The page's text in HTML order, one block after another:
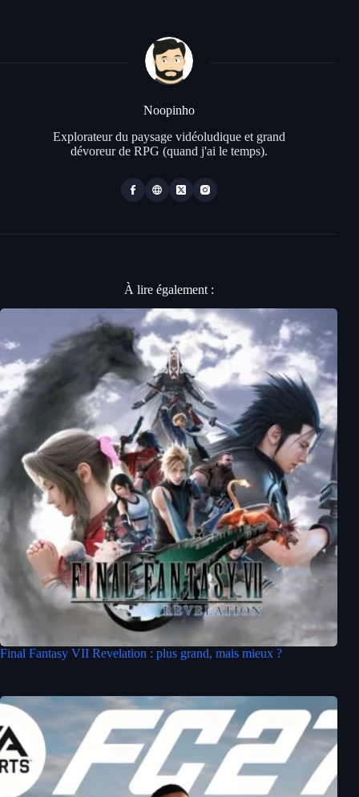
Noopinho
Explorateur du paysage vidéoludique et grand
dévoreur de RPG (quand j'ai le temps).
À lire également :
Final Fantasy VII Revelation : plus grand, mais mieux ?